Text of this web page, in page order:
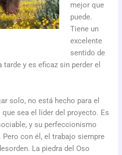
mejor que
puede.
Tiene un
excelente
sentido de
tarde y es eficaz sin perder el
solo, no está hecho para el
sea el líder del proyecto. Es
y su perfeccionismo
Pero con él, el trabajo siempre
La piedra del Oso